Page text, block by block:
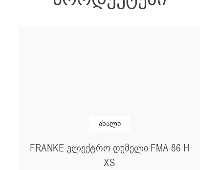
ახალი
FRANKE ელექტრო ღუმელი FMA 86 H
XS